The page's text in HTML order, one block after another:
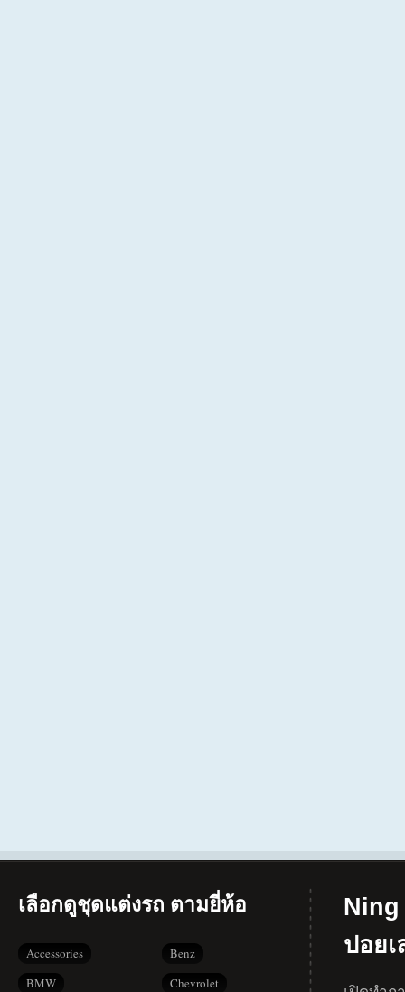
เลือกดูชุดแต่งรถ ตามยี่ห้อ
Accessories
Benz
BMW
Chevrolet
Ning
ปอย